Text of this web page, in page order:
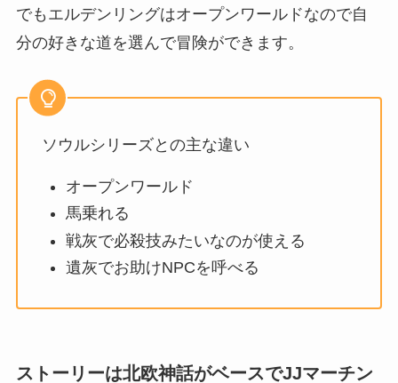
でもエルデンリングはオープンワールドなので自
分の好きな道を選んで冒険ができます。
ソウルシリーズとの主な違い
オープンワールド
馬乗れる
戦灰で必殺技みたいなのが使える
遺灰でお助けNPCを呼べる
ストーリーは北欧神話がベースでJJマーチン